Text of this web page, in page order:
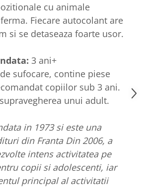
cu animale
Fiecare autocolant are
si se detaseaza foarte usor.
3 ani+
sufocare, contine piese
copiilor sub 3 ani.
unui adult.
in 1973 si este una
din Franta Din 2006, a
intens activitatea pe
copii si adolescenti, iar
principal al activitatii